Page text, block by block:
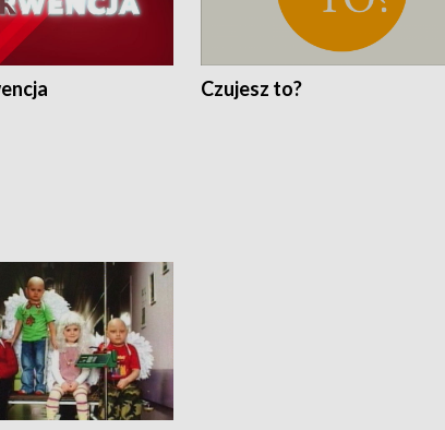
Czujesz to?